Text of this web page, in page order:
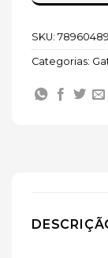
SKU:
Categorias: